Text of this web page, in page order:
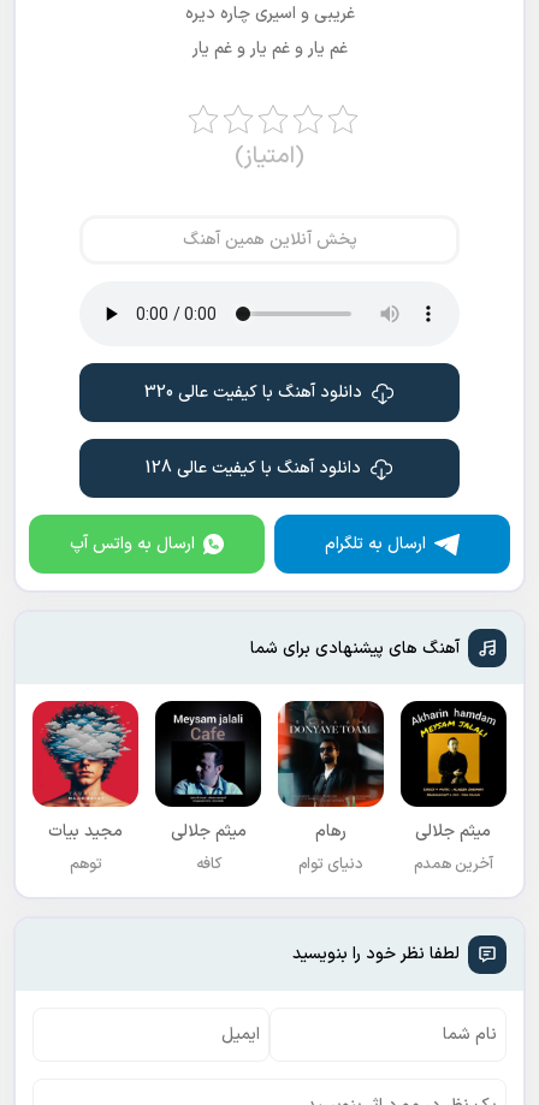
غریبی و اسیری چاره دیره
غم یار و غم یار و غم یار
(امتیاز)
پخش آنلاین همین آهنگ
دانلود آهنگ با کیفیت عالی 320
دانلود آهنگ با کیفیت عالی 128
ارسال به تلگرام ارسال به واتس آپ
آهنگ های پیشنهادی برای شما
میثم جلالی
آخرین همدم
رهام
دنیای توام
میثم جلالی
کافه
مجید بیات
توهم
لطفا نظر خود را بنویسید